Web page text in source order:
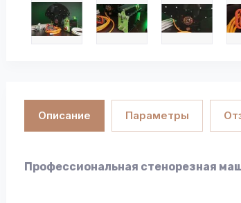
Описание Параметры
Профессиональная стенорезная